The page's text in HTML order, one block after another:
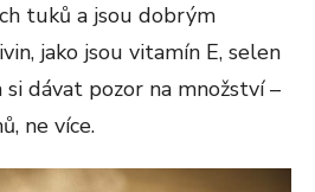
tuků a jsou dobrým
jako jsou vitamín E, selen
si dávat pozor na množství –
ne více.